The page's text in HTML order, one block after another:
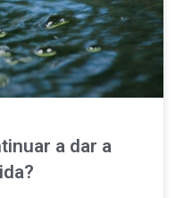
a dar a